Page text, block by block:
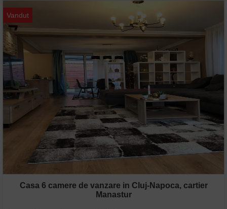
Vandut
Casa 6 camere de vanzare in Cluj-Napoca, cartier
Manastur